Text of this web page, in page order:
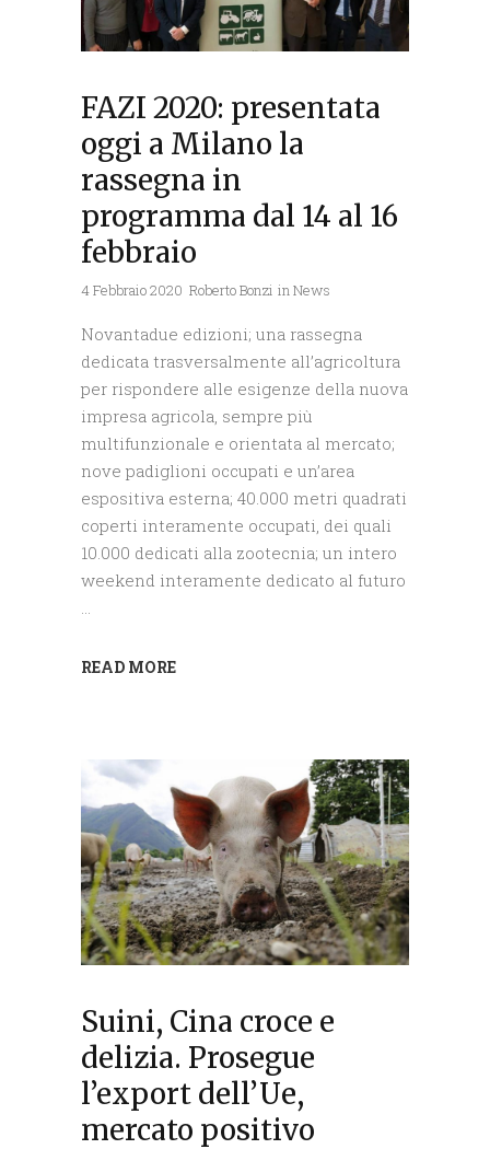
FAZI 2020: presentata
oggi a Milano la
rassegna in
programma dal 14 al 16
febbraio
4 Febbraio 2020 Roberto Bonzi inNews
Novantadue edizioni; una rassegna
dedicata trasversalmente all’agricoltura
per rispondere alle esigenze della nuova
impresa agricola, sempre più
multifunzionale e orientata al mercato;
nove padiglioni occupati e un’area
espositiva esterna; 40.000 metri quadrati
coperti interamente occupati, dei quali
10.000 dedicati alla zootecnia; un intero
weekend interamente dedicato al futuro
READ MORE
Suini, Cina croce e
delizia. Prosegue
l’export dell’Ue,
mercato positivo